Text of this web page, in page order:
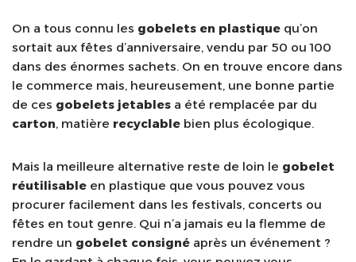
On a tous connu les gobelets en plastique qu’on
sortait aux fêtes d’anniversaire, vendu par 50 ou 100
dans des énormes sachets. On en trouve encore dans
le commerce mais, heureusement, une bonne partie
de ces gobelets jetables a été remplacée par du
carton, matière recyclable bien plus écologique.
Mais la meilleure alternative reste de loin le gobelet
réutilisable en plastique que vous pouvez vous
procurer facilement dans les festivals, concerts ou
fêtes en tout genre. Qui n’a jamais eu la flemme de
rendre un gobelet consigné après un événement ?